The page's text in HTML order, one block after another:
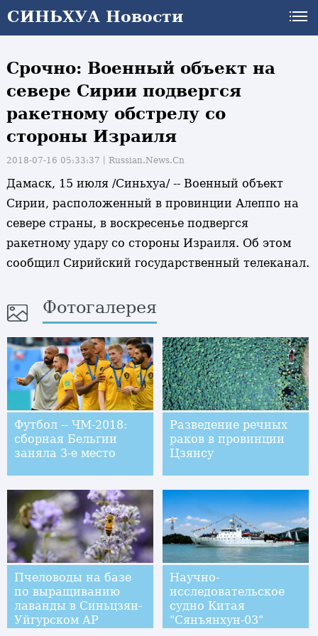
СИНЬХУА Новости
Срочно: Военный объект на
севере Сирии подвергся
ракетному обстрелу со
стороны Израиля
2018-07-16 05:33:37丨 Russian.News.Cn
Дамаск, 15 июля /Синьхуа/ -- Военный объект
Сирии, расположенный в провинции Алеппо на
севере страны, в воскресенье подвергся
ракетному удару со стороны Израиля. Об этом
сообщил Сирийский государственный телеканал.
Фотогалерея
Футбол -- ЧМ-2018:
сборная Бельгии
заняла 3-е место
Разведение речных
раков в провинции
Цзянсу
Пчеловоды на базе
по выращиванию
лаванды в Синьцзян-
Уйгурском АР
Научно-
исследовательское
судно Китая
"Сянъянхун-03"